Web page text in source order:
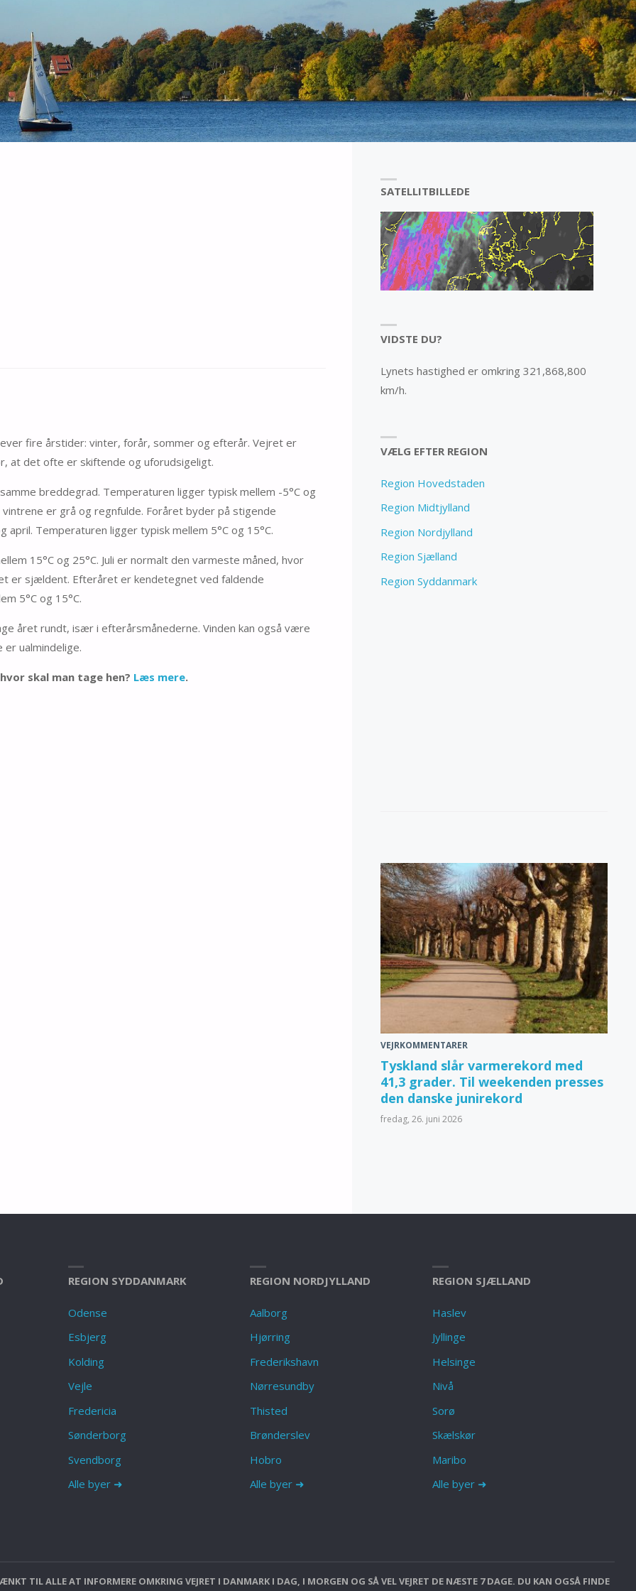
fire årstider: vinter, forår, sommer og efterår. Vejret er
at det ofte er skiftende og uforudsigeligt.
breddegrad. Temperaturen ligger typisk mellem -5°C og
er grå og regnfulde. Foråret byder på stigende
Temperaturen ligger typisk mellem 5°C og 15°C.
15°C og 25°C. Juli er normalt den varmeste måned, hvor
er sjældent. Efteråret er kendetegnet ved faldende
5°C og 15°C.
året rundt, især i efterårsmånederne. Vinden kan også være
ualmindelige.
skal man tage hen? Læs mere.
SATELLITBILLEDE
VIDSTE DU?
Lynets hastighed er omkring 321,868,800
km/h.
VÆLG EFTER REGION
Region Hovedstaden
Region Midtjylland
Region Nordjylland
Region Sjælland
Region Syddanmark
VEJRKOMMENTARER
Tyskland slår varmerekord med
41,3 grader. Til weekenden presses
den danske junirekord
fredag, 26. juni 2026
REGION SYDDANMARK
Odense
Esbjerg
Kolding
Vejle
Fredericia
Sønderborg
Svendborg
Alle byer ➜
REGION NORDJYLLAND
Aalborg
Hjørring
Frederikshavn
Nørresundby
Thisted
Brønderslev
Hobro
Alle byer ➜
REGION SJÆLLAND
Haslev
Jyllinge
Helsinge
Nivå
Sorø
Skælskør
Maribo
Alle byer ➜
TIL ALLE AT INFORMERE OMKRING VEJRET I DANMARK I DAG, I MORGEN OG SÅ VEL VEJRET DE NÆSTE 7 DAGE. DU KAN OGSÅ FINDE